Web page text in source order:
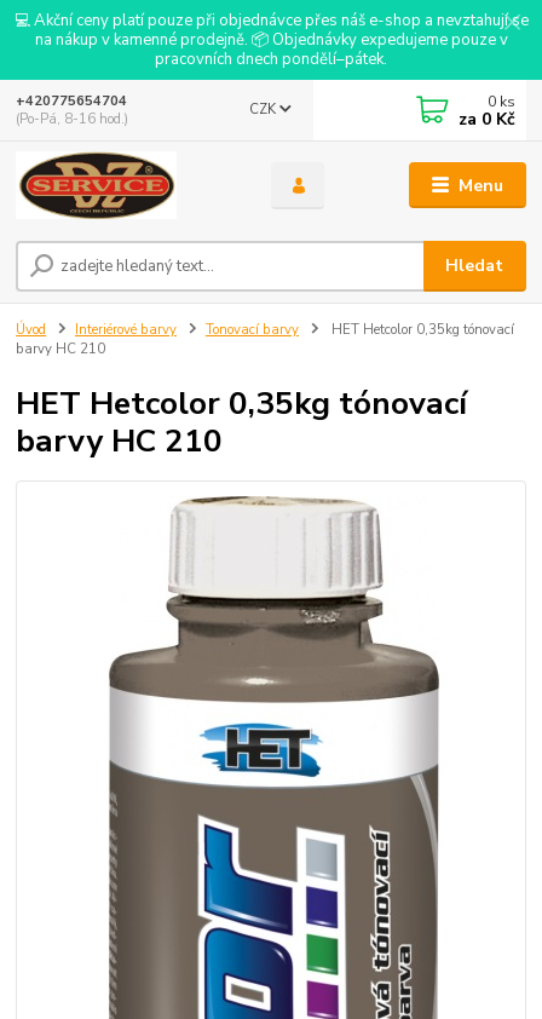
💻 Akční ceny platí pouze při objednávce přes náš e-shop a nevztahují se
na nákup v kamenné prodejně. 📦 Objednávky expedujeme pouze v
pracovních dnech pondělí–pátek.
Menu
CZK
Hledat
+420775654704
(Po-Pá, 8-16 hod.)
0 ks
za 0 Kč
Úvod Interiérové barvy Tonovací barvy
HET Hetcolor 0,35kg tónovací
barvy HC 210
HET Hetcolor 0,35kg tónovací
barvy HC 210